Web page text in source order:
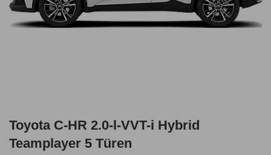
Toyota C-HR 2.0-l-VVT-i Hybrid
Teamplayer 5 Türen